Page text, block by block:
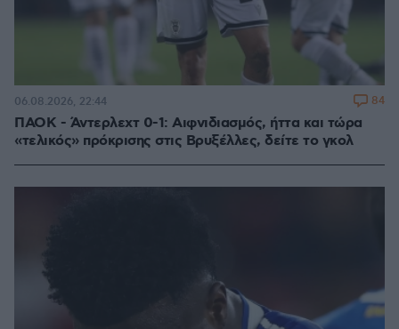
ΠΑΟΚ - Άντερλεχτ 0-1: Αιφνιδιασμός, ήττα και τώρα
«τελικός» πρόκρισης στις Βρυξέλλες, δείτε το γκολ
06.08.2026, 22:44 84